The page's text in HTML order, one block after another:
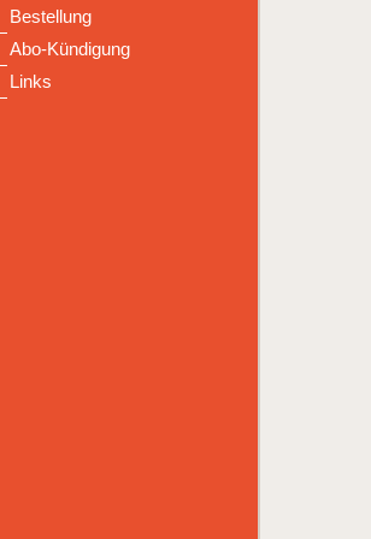
Bestellung
Abo-Kündigung
Links